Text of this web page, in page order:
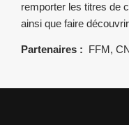
remporter les titres de
ainsi que faire
Partenaires : FFM,